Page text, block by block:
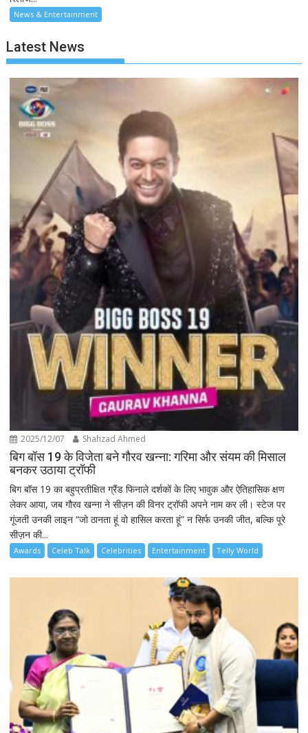
News & Entertainment
Latest News
2025/12/07 Shahzad Ahmed
बिग बॉस 19 के विजेता बने गौरव खन्ना: गरिमा और संयम की मिसाल
बनकर उठाया ट्रॉफी
बिग बॉस 19 का बहुप्रतीक्षित ग्रैंड फिनाले दर्शकों के लिए भावुक और ऐतिहासिक क्षण
लेकर आया, जब गौरव खन्ना ने सीज़न की विनर ट्रॉफी अपने नाम कर ली। स्टेज पर
गूंजती उनकी लाइन “जो ठानता हूं वो हासिल करता हूं” न सिर्फ उनकी जीत, बल्कि पूरे
सीज़न की...
Awards Celeb Talk Celebrities Entertainment Telly World